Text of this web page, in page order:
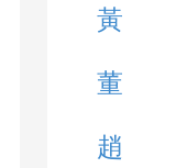
黃
董
趙